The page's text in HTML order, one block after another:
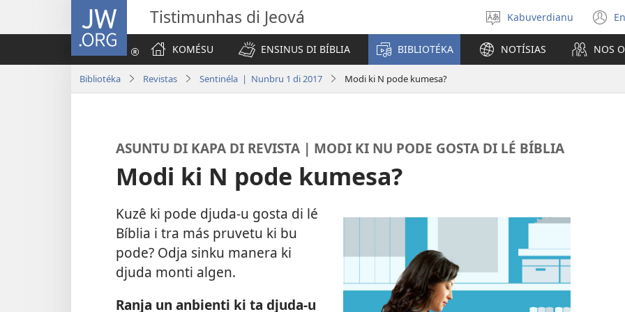
JW.ORG Tistimunhas di Jeová
Skodje
língua
Kabuverdianu
KOMÉSU
ENSINUS DI BÍBLIA BIBLIOTÉKA NOTÍSIAS NOS
Bibliotéka Revistas Sentinéla | Nunbru 1 di 2017 Modi ki N pode kumesa?
ASUNTU DI KAPA DI REVISTA | MODI KI NU PODE GOSTA DI LÉ BÍBLIA
Modi ki N pode kumesa?
Kuzê ki pode djuda-u gosta di lé
Bíblia i tra más pruvetu ki bu
pode? Odja sinku manera ki
djuda monti algen.
Ranja un anbienti ki ta djuda-u